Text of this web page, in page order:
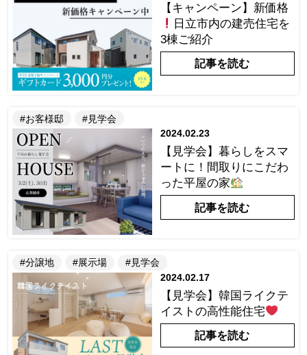
【キャンペーン】新価格
日立市内の建売住宅を
3棟ご紹介
記事を読む
#お客様邸
#見学会
2024.02.23
【見学会】暮らしをスマ
ートに！間取りにこだわ
った平屋の家
記事を読む
#分譲地 #展示場
#見学会
2024.02.17
【見学会】韓国ライクテ
イストの高性能住宅
記事を読む